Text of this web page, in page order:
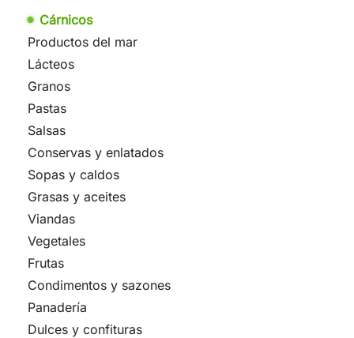
Cárnicos
Productos del mar
Lácteos
Granos
Pastas
Salsas
Conservas y enlatados
Sopas y caldos
Grasas y aceites
Viandas
Vegetales
Frutas
Condimentos y sazones
Panadería
Dulces y confituras